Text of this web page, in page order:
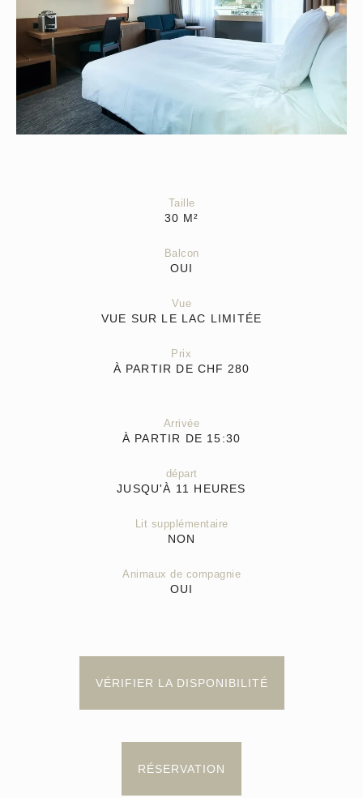
Taille
30 M²
Balcon
OUI
Vue
VUE SUR LE LAC LIMITÉE
Prix
À PARTIR DE CHF 280
Arrivée
À PARTIR DE 15:30
départ
JUSQU'À 11 HEURES
Lit supplémentaire
NON
Animaux de compagnie
OUI
VÉRIFIER LA DISPONIBILITÉ
RÉSERVATION